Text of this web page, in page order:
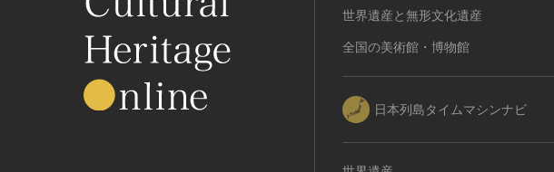
世界遺産と無形文化遺産
全国の美術館・博物館
日本列島タイムマシンナビ